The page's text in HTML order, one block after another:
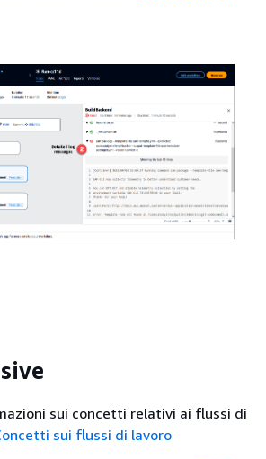
sui concetti relativi ai flussi di
sui flussi di lavoro